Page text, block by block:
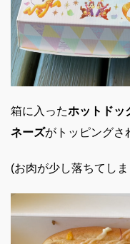
箱に入ったホットドッ
ネーズがトッピングさ
(お肉が少し落ちてし